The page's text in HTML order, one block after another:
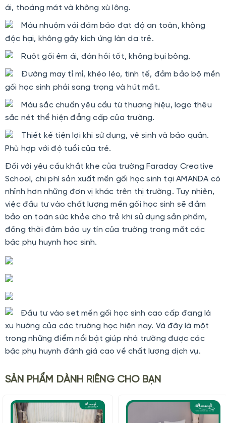
ái, thoáng mát và không xù lông.
Màu nhuộm vải đảm bảo đạt độ an toàn, không
độc hại, không gây kích ứng làn da trẻ.
Ruột gối êm ái, đàn hồi tốt, không bụi bông.
Đường may tỉ mỉ, khéo léo, tinh tế, đảm bảo bộ mền
gối học sinh phải sang trọng và hút mắt.
Màu sắc chuẩn yêu cầu từ thương hiệu, logo thêu
sắc nét thể hiện đẳng cấp của trường.
Thiết kế tiện lợi khi sử dụng, vệ sinh và bảo quản.
Phù hợp với độ tuổi của trẻ.
Đối với yêu cầu khắt khe của trường Faraday Creative
School, chi phí sản xuất mền gối học sinh tại AMANDA có
nhỉnh hơn những đơn vị khác trên thị trường. Tuy nhiên,
việc đầu tư vào chất lượng mền gối học sinh sẽ đảm
bảo an toàn sức khỏe cho trẻ khi sử dụng sản phẩm,
đồng thời đảm bảo uy tín của trường trong mắt các
bậc phụ huynh học sinh.
Đầu tư vào set mền gối học sinh cao cấp đang là
xu hướng của các trường học hiện nay. Và đây là một
trong những điểm nổi bật giúp nhà trường được các
bậc phụ huynh đánh giá cao về chất lượng dịch vụ.
SẢN PHẨM DÀNH RIÊNG CHO BẠN